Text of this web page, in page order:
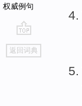
权威例句
go
top
返回词典